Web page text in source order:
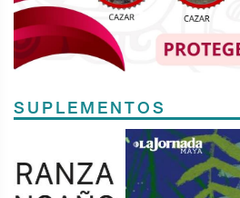
SUPLEMENTOS